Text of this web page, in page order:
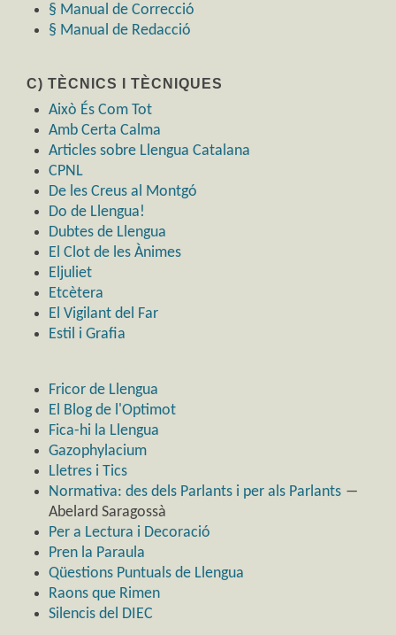
§ Manual de Correcció
§ Manual de Redacció
C) TÈCNICS I TÈCNIQUES
Això És Com Tot
Amb Certa Calma
Articles sobre Llengua Catalana
CPNL
De les Creus al Montgó
Do de Llengua!
Dubtes de Llengua
El Clot de les Ànimes
Eljuliet
Etcètera
El Vigilant del Far
Estil i Grafia
Fricor de Llengua
El Blog de l'Optimot
Fica-hi la Llengua
Gazophylacium
Lletres i Tics
Normativa: des dels Parlants i per als Parlants ―
Abelard Saragossà
Per a Lectura i Decoració
Pren la Paraula
Qüestions Puntuals de Llengua
Raons que Rimen
Silencis del DIEC